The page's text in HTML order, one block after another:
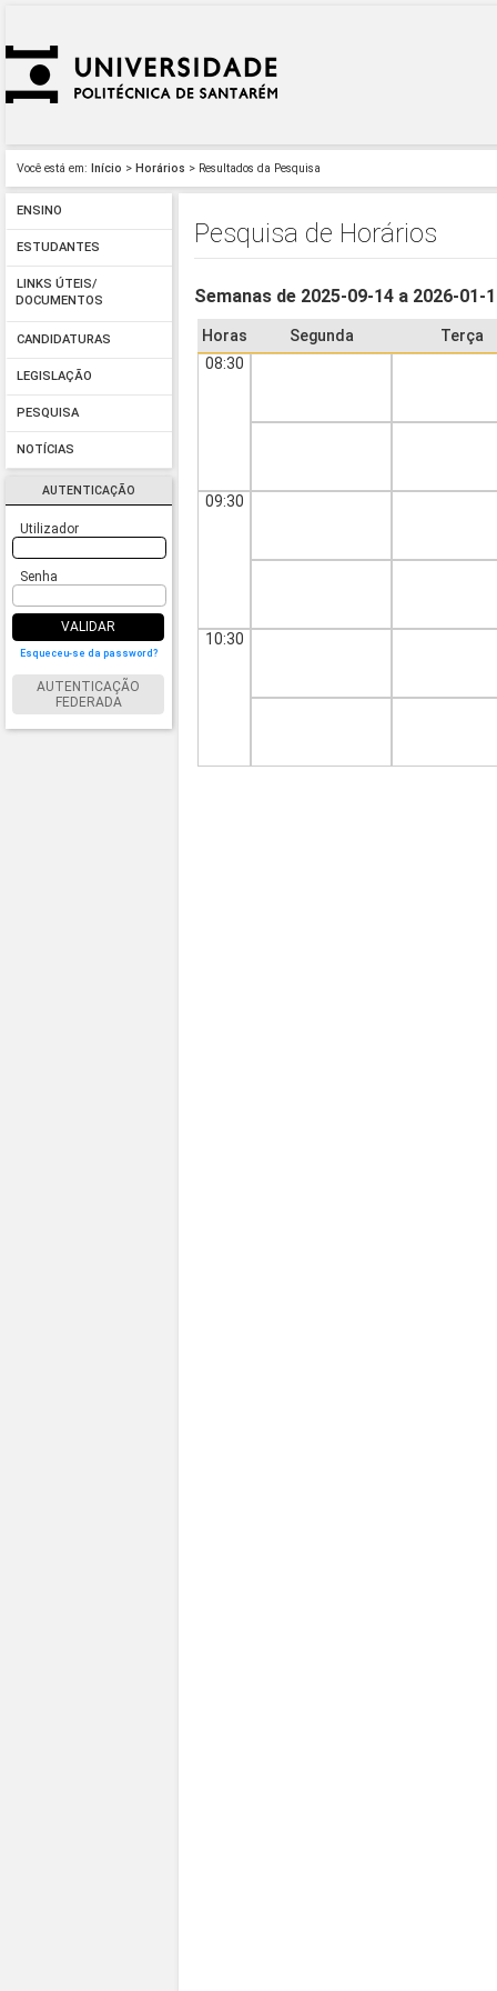
Você está em: Início > Horários > Resultados da Pesquisa
ENSINO
ESTUDANTES
LINKS ÚTEIS/
DOCUMENTOS
CANDIDATURAS
LEGISLAÇÃO
PESQUISA
NOTÍCIAS
AUTENTICAÇÃO
Utilizador
Senha
VALIDAR
Esqueceu-se da password?
AUTENTICAÇÃO
FEDERADA
Pesquisa de Horários
Semanas de 2025-09-14 a 2026-01-
Horas Segunda
Terça
08:30
09:30
10:30